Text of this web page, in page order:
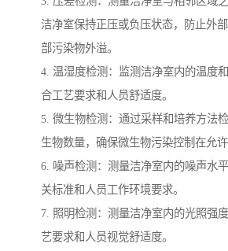
洁净室保持正压或负压状态，防止外
部污染物外溢。
4. 温湿度检测：监测洁净室内的温度
合工艺要求和人员舒适度。
5. 微生物检测：通过采样和培养方法
生物数量，确保微生物污染控制在允许
6. 噪声检测：测量洁净室内的噪声水
关标准和人员工作环境要求。
7. 照明检测：测量洁净室内的光照强
艺要求和人员视觉舒适度。